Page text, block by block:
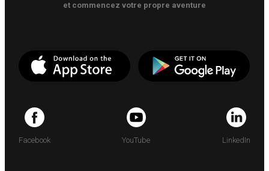
et commencez votre propre aventure
Facebook YouTube LinkedIn